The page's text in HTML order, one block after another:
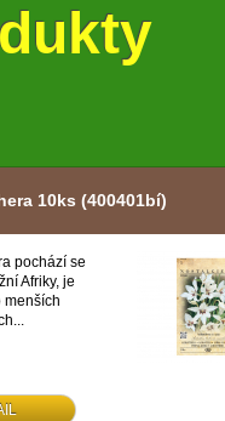
10ks (400401bí)
pochází se
Afriky, je
menších